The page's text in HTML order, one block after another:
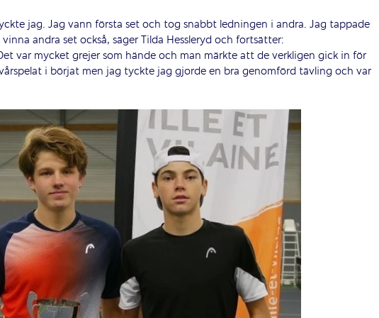
jag. Jag vann första set och tog snabbt ledningen i andra. Jag tappade
andra set också, säger Tilda Hessleryd och fortsätter:
var mycket grejer som hände och man märkte att de verkligen gick in för
i börjat men jag tyckte jag gjorde en bra genomförd tävling och var